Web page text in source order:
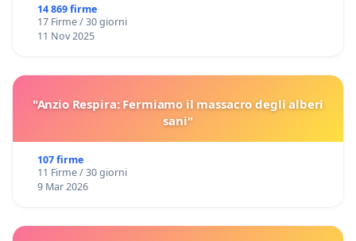
14 869 firme
17 Firme / 30 giorni
11 Nov 2025
"Anzio Respira: Fermiamo il massacro degli alberi
sani"
107 firme
11 Firme / 30 giorni
9 Mar 2026